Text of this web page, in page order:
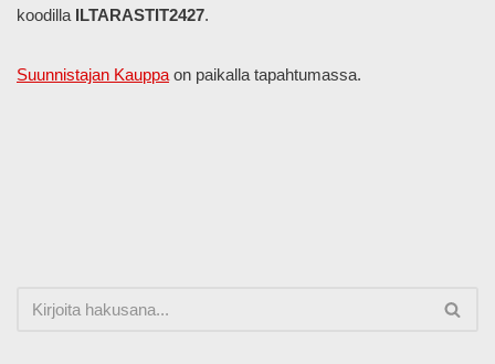
koodilla ILTARASTIT2427.
Suunnistajan Kauppaon paikalla tapahtumassa.